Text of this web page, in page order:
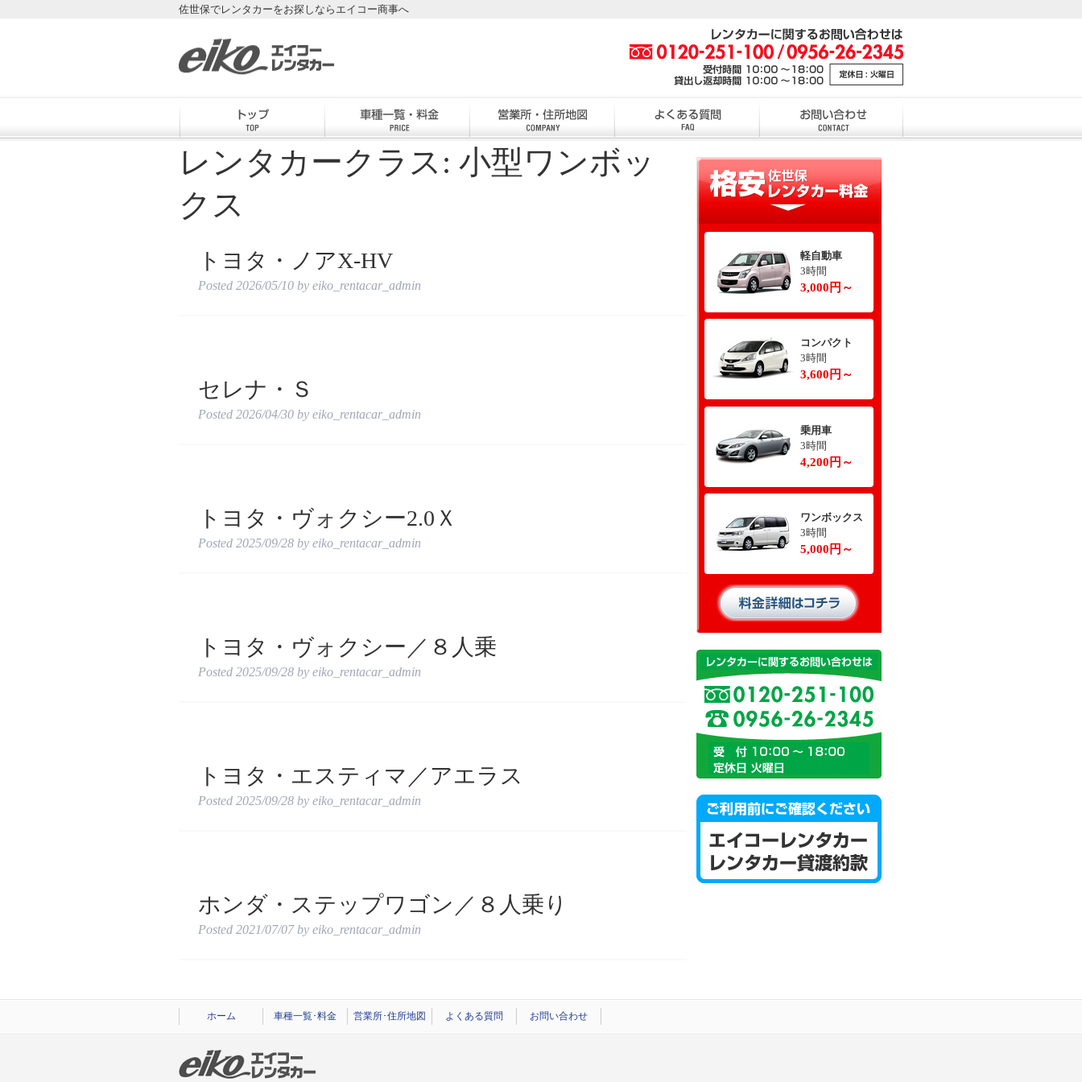
佐世保でレンタカーをお探しならエイコー商事へ
レンタカークラス: 小型ワンボッ
クス
トヨタ・ノアX-HV
Posted 2026/05/10 by eiko_rentacar_admin
セレナ・Ｓ
Posted 2026/04/30 by eiko_rentacar_admin
トヨタ・ヴォクシー2.0Ｘ
Posted 2025/09/28 by eiko_rentacar_admin
トヨタ・ヴォクシー／８人乗
Posted 2025/09/28 by eiko_rentacar_admin
トヨタ・エスティマ／アエラス
Posted 2025/09/28 by eiko_rentacar_admin
ホンダ・ステップワゴン／８人乗り
Posted 2021/07/07 by eiko_rentacar_admin
軽自動車
3時間
3,000円～
コンパクト
3時間
3,600円～
乗用車
3時間
4,200円～
ワンボックス
3時間
5,000円～
ホーム 車種一覧･料金 営業所･住所地図 よくある質問 お問い合わせ